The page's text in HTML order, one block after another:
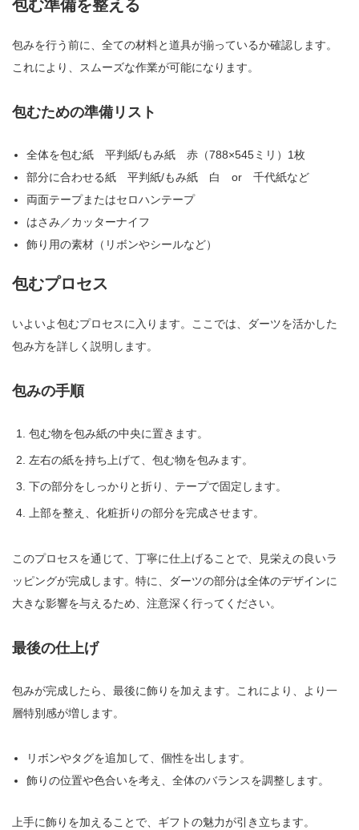
包む準備を整える
包みを行う前に、全ての材料と道具が揃っているか確認します。
これにより、スムーズな作業が可能になります。
包むための準備リスト
全体を包む紙 平判紙/もみ紙 赤（788×545ミリ）1枚
部分に合わせる紙 平判紙/もみ紙 白 or 千代紙など
両面テープまたはセロハンテープ
はさみ／カッターナイフ
飾り用の素材（リボンやシールなど）
包むプロセス
いよいよ包むプロセスに入ります。ここでは、ダーツを活かした
包み方を詳しく説明します。
包みの手順
包む物を包み紙の中央に置きます。
左右の紙を持ち上げて、包む物を包みます。
下の部分をしっかりと折り、テープで固定します。
上部を整え、化粧折りの部分を完成させます。
このプロセスを通じて、丁寧に仕上げることで、見栄えの良いラ
ッピングが完成します。特に、ダーツの部分は全体のデザインに
大きな影響を与えるため、注意深く行ってください。
最後の仕上げ
包みが完成したら、最後に飾りを加えます。これにより、より一
層特別感が増します。
リボンやタグを追加して、個性を出します。
飾りの位置や色合いを考え、全体のバランスを調整します。
上手に飾りを加えることで、ギフトの魅力が引き立ちます。